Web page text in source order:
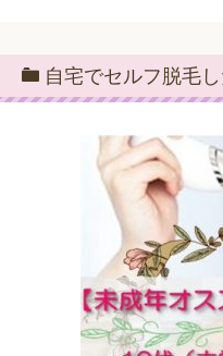
自宅でセルフ脱毛